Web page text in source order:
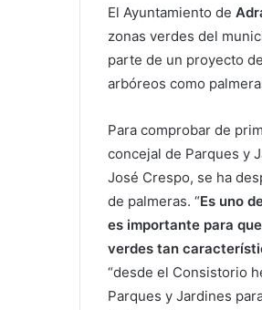
El Ayuntamiento de
zonas verdes del
parte de un proyecto
arbóreos como
Para comprobar de
concejal de Parques y
José Crespo, se ha
de palmeras. “Es uno
es importante para
verdes tan
“desde el Consistorio
Parques y Jardines